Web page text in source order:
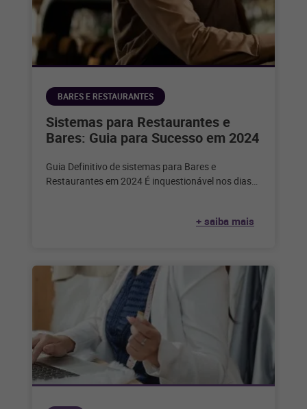
BARES E RESTAURANTES
Sistemas para Restaurantes e
Bares: Guia para Sucesso em 2024
Guia Definitivo de sistemas para Bares e
Restaurantes em 2024 É inquestionável nos dias
+ saiba mais